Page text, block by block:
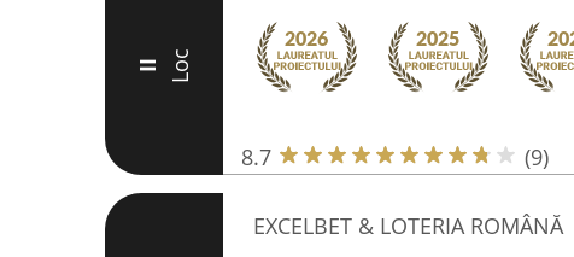
II Loc
8.7 (9)
EXCELBET & LOTERIA ROMÂNĂ